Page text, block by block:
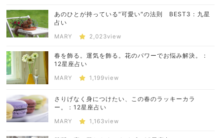
あのひとが持っている″可愛い″の法則 BEST3：九星
占い
MARY 2,023view
春を飾る。運気を飾る。花のパワーでお悩み解決。：
12星座占い
MARY 1,199view
さりげなく身につけたい、この春のラッキーカラ
ー。：12星座占い
MARY 1,163view